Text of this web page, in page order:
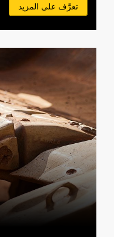
تعرَّف على المزيد